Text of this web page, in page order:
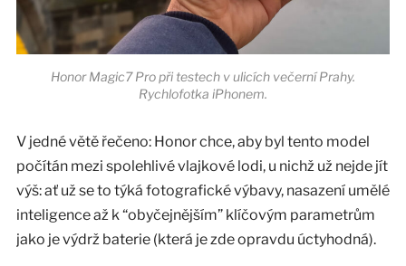
Honor Magic7 Pro při testech v ulicích večerní Prahy.
Rychlofotka iPhonem.
V jedné větě řečeno: Honor chce, aby byl tento model
počítán mezi spolehlivé vlajkové lodi, u nichž už nejde jít
výš: ať už se to týká fotografické výbavy, nasazení umělé
inteligence až k “obyčejnějším” klíčovým parametrům
jako je výdrž baterie (která je zde opravdu úctyhodná).